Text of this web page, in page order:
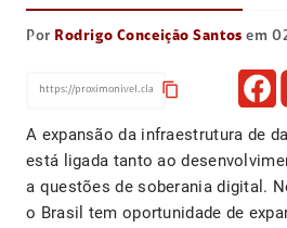
Por Rodrigo Conceição Santos em
content_copy
A expansão da infraestrutura de
está ligada tanto ao
a questões de soberania digital.
o Brasil tem oportunidade de